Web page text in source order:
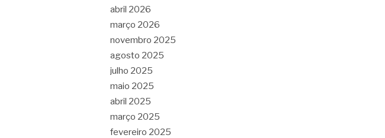
abril 2026
março 2026
novembro 2025
agosto 2025
julho 2025
maio 2025
abril 2025
março 2025
fevereiro 2025